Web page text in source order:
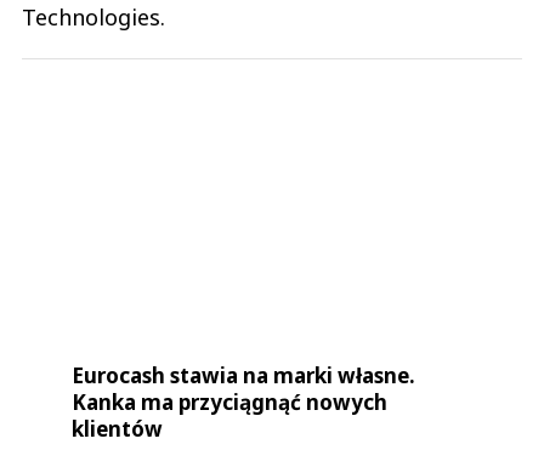
Technologies.
Eurocash stawia na marki własne.
Kanka ma przyciągnąć nowych
klientów